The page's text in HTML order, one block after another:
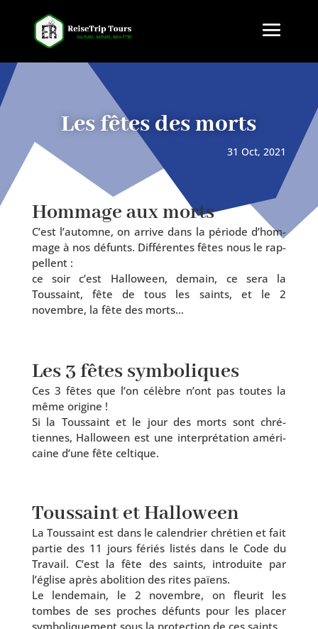
Les fêtes des morts
31 Oct, 2021
Hommage aux morts
C’est l’automne, on arrive dans la période d’hom­
mage à nos défunts. Différentes fêtes nous le rap­
pellent :
ce soir c’est Halloween, demain, ce sera la
Toussaint, fête de tous les saints, et le 2
novembre, la fête des morts…
Les 3 fêtes symboliques
Ces 3 fêtes que l’on célèbre n’ont pas toutes la
même origine !
Si la Toussaint et le jour des morts sont chré­
tiennes, Halloween est une inter­pré­ta­tion amé­ri­
caine d’une fête celtique.
Toussaint et Halloween
La Toussaint est dans le calen­drier chré­tien et fait
par­tie des 11 jours fériés lis­tés dans le Code du
Travail. C’est la fête des saints, intro­duite par
l’église après abo­li­tion des rites païens.
Le len­de­main, le 2 novembre, on fleu­rit les
tombes de ses proches défunts pour les pla­cer
sym­bo­li­que­ment sous la pro­tec­tion de ces saints.